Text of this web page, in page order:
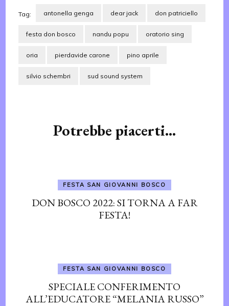
Tag: antonella genga dear jack don patriciello
festa don bosco nandu popu oratorio sing
oria pierdavide carone pino aprile
silvio schembri sud sound system
Potrebbe piacerti...
FESTA SAN GIOVANNI BOSCO
DON BOSCO 2022: SI TORNA A FAR
FESTA!
FESTA SAN GIOVANNI BOSCO
SPECIALE CONFERIMENTO
ALL’EDUCATORE “MELANIA RUSSO”